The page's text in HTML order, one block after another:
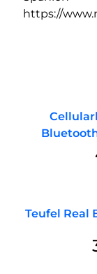
https://
Teufel Real